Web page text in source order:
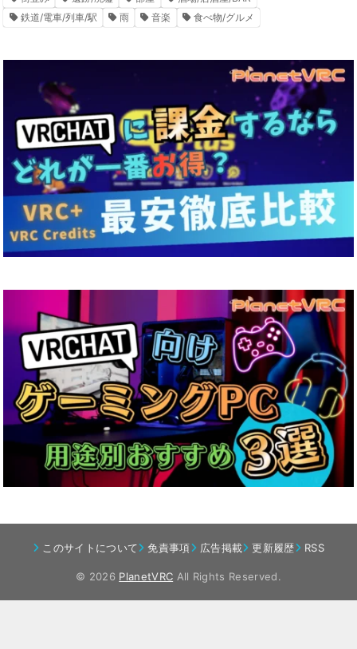
鉄道/電車/列車/駅
雨 音楽 食べ物/グルメ
このサイトについて 免責事項 広告掲載 更新履歴 RSS
© 2026 PlanetVRC All Rights Reserved.